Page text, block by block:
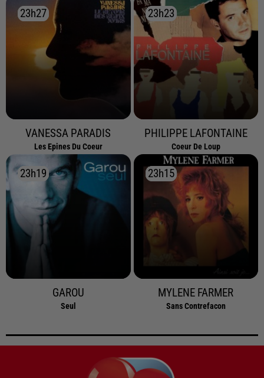
23h27
23h27
VANESSA PARADIS
Les Epines Du Coeur
23h23
23h23
PHILIPPE LAFONTAINE
Coeur De Loup
23h19
23h19
GAROU
Seul
23h15
23h15
MYLENE FARMER
Sans Contrefacon